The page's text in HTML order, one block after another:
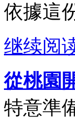
依據這
继续阅
從桃園
特意準